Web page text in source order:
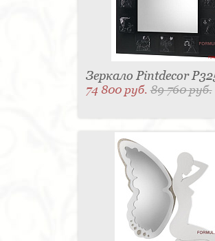
Зеркало Pintdecor
74 800 руб.89 760 руб.